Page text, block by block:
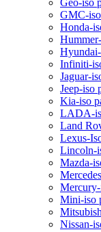
Geo-iso
GMC-
Honda-
Infiniti-
Jaguar-
Jeep-iso
Kia-iso
LADA-
Land
Lexus-
Lincoln-
Mazda-
Mini-iso
Nissan-